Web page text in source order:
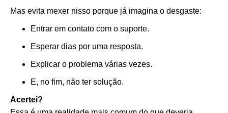
Mas evita mexer nisso porque já imagina o desgaste:
Entrar em contato com o suporte.
Esperar dias por uma resposta.
Explicar o problema várias vezes.
E, no fim, não ter solução.
Acertei?